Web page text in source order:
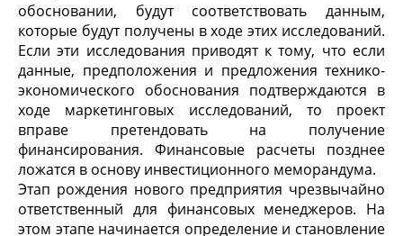
обосновании, будут соответствовать данным,
которые будут получены в ходе этих исследований.
Если эти исследования приводят к тому, что если
данные, предположения и предложения технико-
экономического обоснования подтверждаются в
ходе маркетинговых исследований, то проект
вправе претендовать на получение
финансирования. Финансовые расчеты позднее
ложатся в основу инвестиционного меморандума.
Этап рождения нового предприятия чрезвычайно
ответственный для финансовых менеджеров. На
этом этапе начинается определение и становление